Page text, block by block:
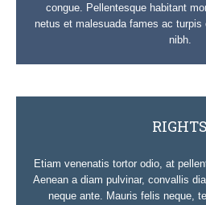
congue. Pellentesque habitant
netus et malesuada fames ac
nibh.
RIGHTS
Etiam venenatis tortor odio, at
Aenean a diam pulvinar, convallis
neque ante. Mauris felis neque,